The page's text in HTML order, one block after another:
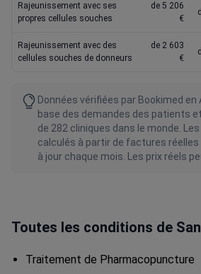
Rajeunissement avec ses
propres cellules souches
de 5 206
€
Rajeunissement avec des
cellules souches de donneurs
de 2 603
€
Données vérifiées par Bookimed en
base des demandes des patients
de 282 cliniques dans le monde.
calculés à partir de factures
à jour chaque mois. Les prix réels
Toutes les conditions de
Traitement de Pharmacopuncture